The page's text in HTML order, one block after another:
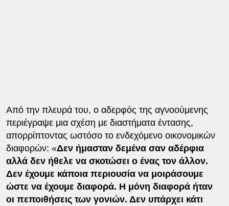
Από την πλευρά του, ο αδερφός της αγνοούμενης
περιέγραψε μια σχέση με διαστήματα έντασης,
απορρίπτοντας ωστόσο το ενδεχόμενο οικονομικών
διαφορών: «Δεν ήμασταν δεμένα σαν αδέρφια
αλλά δεν ήθελε να σκοτώσει ο ένας τον άλλον.
Δεν έχουμε κάποια περιουσία να μοιράσουμε
ώστε να έχουμε διαφορά. Η μόνη διαφορά ήταν
οι πεποιθήσεις των γονιών. Δεν υπάρχει κάτι